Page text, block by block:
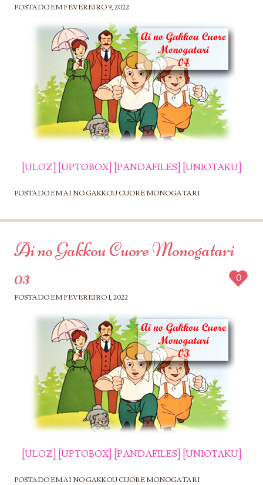
POSTADO EM FEVEREIRO 9, 2022
[ULOZ] [UPTOBOX] [PANDAFILES] [UNIOTAKU]
POSTADO EMAI NO GAKKOU CUORE MONOGATARI
Ai no Gakkou Cuore Monogatari
03
POSTADO EM FEVEREIRO 1, 2022
0
[ULOZ] [UPTOBOX] [PANDAFILES] [UNIOTAKU]
POSTADO EMAI NO GAKKOU CUORE MONOGATARI